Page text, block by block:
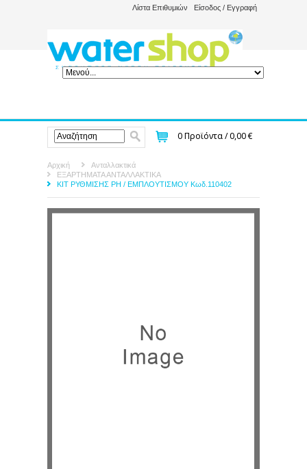
Λίστα Επιθυμιών Είσοδος / Εγγραφή
0Προϊόντα /0,00 €
Αρχική
Ανταλλακτικά
ΕΞΑΡΤΗΜΑΤΑ ΑΝΤΑΛΛΑΚΤΙΚΑ
ΚΙΤ ΡΥΘΜΙΣΗΣ PH / ΕΜΠΛΟΥΤΙΣΜΟΥ Κωδ.110402